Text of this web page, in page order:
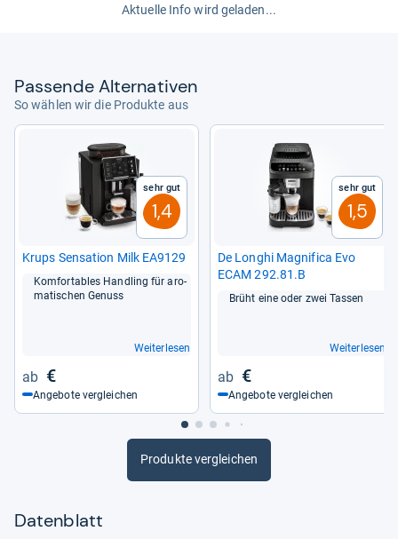
spülmaschinenfest. Für einen Verkaufspreis von rund
Aktuelle Info wird geladen...
Pas­sende Alter­na­ti­ven
So wählen wir die Produkte aus
Sehr gut
1,4
Krups Sen­sa­tion Milk EA9129
Kom­for­ta­bles Hand­ling für aro­
ma­ti­schen Genuss
Weiterlesen
€
Angebote vergleichen
Sehr gut
1,5
De Longhi Magni­fica Evo
ECAM 292.81.B
Brüht eine oder zwei Tas­sen
Weiterlesen
€
Angebote vergleichen
Produkte vergleichen
Datenblatt